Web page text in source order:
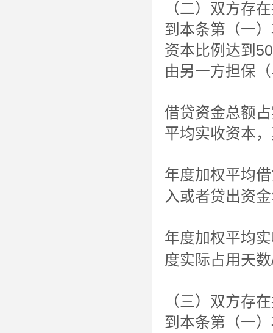
（二）双方存
到本条第（一
资本比例达到
由另一方担保
借贷资金总额
平均实收资本
年度加权平均
入或者贷出资
年度加权平均
度实际占用天
（三）双方存
到本条第（一